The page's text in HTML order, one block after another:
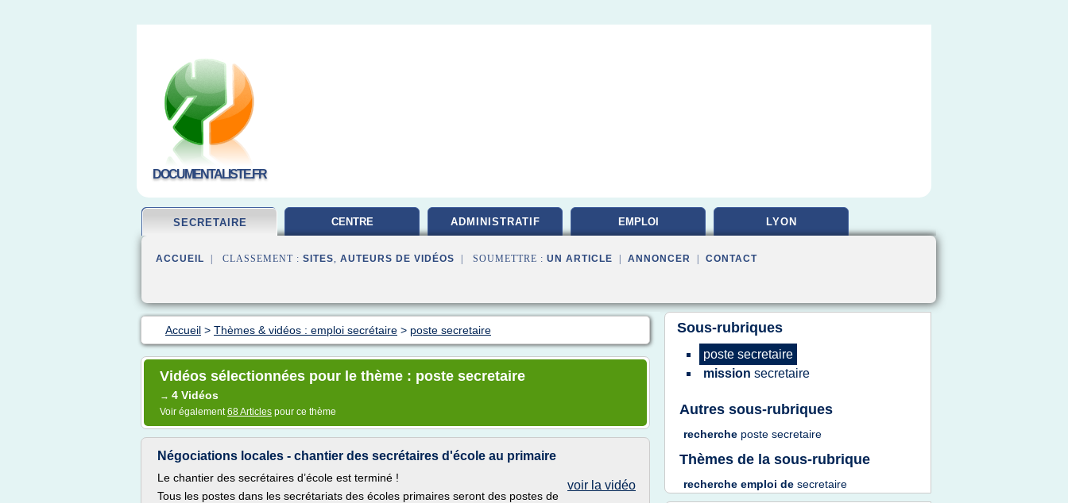
DOCUMENTALISTE.FR
SECRETAIRE CENTRE ADMINISTRATIF EMPLOI LYON
ACCUEIL | CLASSEMENT : SITES, AUTEURS DE VIDÉOS | SOUMETTRE : UN ARTICLE ANNONCER CONTACT
Accueil > Thèmes & vidéos : emploi secrétaire > poste secretaire
Vidéos sélectionnées pour le thème : poste secretaire
→ 4 Vidéos
Voir également68 Articles pour ce thème
Négociations locales - chantier des secrétaires d'école au primaire
voir la vidéo
Le chantier des secrétaires d’école est terminé !
Tous les postes dans les secrétariats des écoles primaires seront des postes de
Sous-rubriques
poste secretaire
mission secretaire
Autres sous-rubriques
recherche poste secretaire
Thèmes de la sous-rubrique
recherche emploi de secretaire